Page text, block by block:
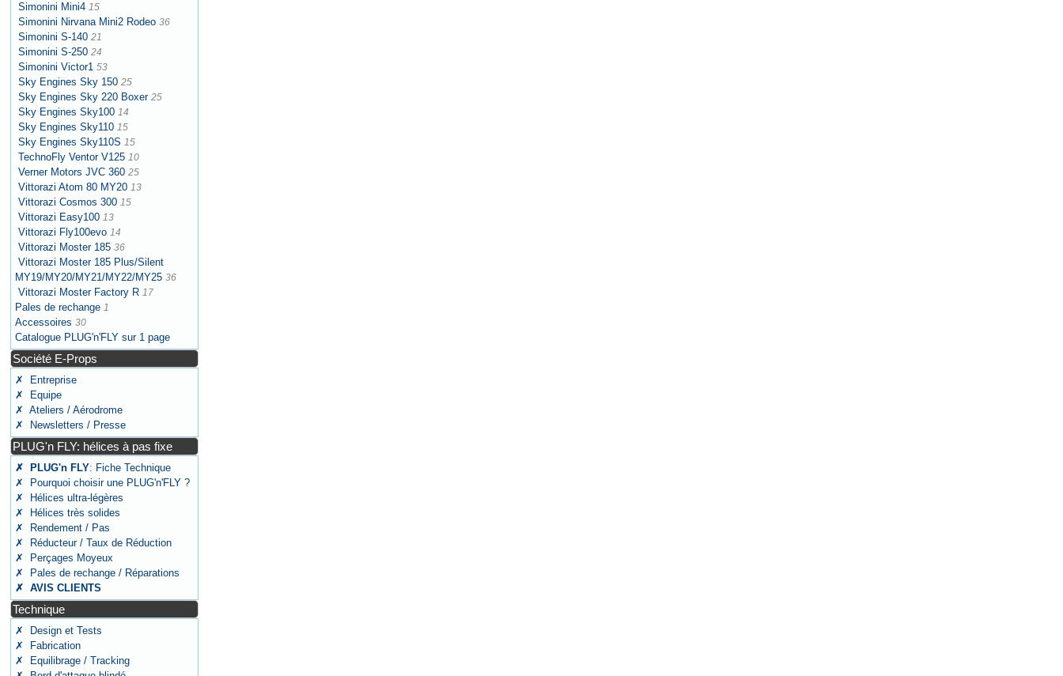
Simonini Mini4 15
Simonini Nirvana Mini2 Rodeo 36
Simonini S-140 21
Simonini S-250 24
Simonini Victor1 53
Sky Engines Sky 150 25
Sky Engines Sky 220 Boxer 25
Sky Engines Sky100 14
Sky Engines Sky110 15
Sky Engines Sky110S 15
TechnoFly Ventor V125 10
Verner Motors JVC 360 25
Vittorazi Atom 80 MY20 13
Vittorazi Cosmos 300 15
Vittorazi Easy100 13
Vittorazi Fly100evo 14
Vittorazi Moster 185 36
Vittorazi Moster 185 Plus/Silent
MY19/MY20/MY21/MY22/MY25 36
Vittorazi Moster Factory R 17
Pales de rechange 1
Accessoires 30
Catalogue PLUG'n'FLY sur 1 page
Société E-Props
✗ Entreprise
✗ Equipe
✗ Ateliers / Aérodrome
✗ Newsletters / Presse
PLUG'n FLY: hélices à pas fixe
✗ PLUG'n FLY: Fiche Technique
✗ Pourquoi choisir une PLUG'n'FLY ?
✗ Hélices ultra-légères
✗ Hélices très solides
✗ Rendement / Pas
✗ Réducteur / Taux de Réduction
✗ Perçages Moyeux
✗ Pales de rechange / Réparations
✗ AVIS CLIENTS
Technique
✗ Design et Tests
✗ Fabrication
✗ Equilibrage / Tracking